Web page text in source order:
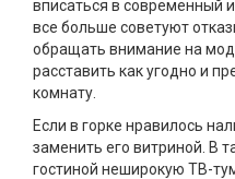
вписаться в современный
все больше советуют
обращать внимание на
расставить как угодно и
комнату.
Если в горке нравилось
заменить его витриной. В
гостиной неширокую ТВ-